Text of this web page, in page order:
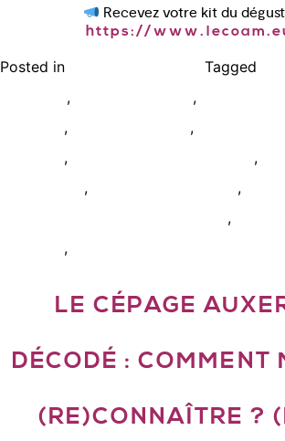
Recevez votre kit du
https://
Posted in Tagged
, ,
, ,
, ,
, ,
,
,
LE CÉPAGE
DÉCODÉ : COMMENT
(RE)CONNAÎTRE ?